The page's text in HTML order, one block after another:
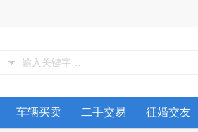
车辆买卖 二手交易 征婚交友